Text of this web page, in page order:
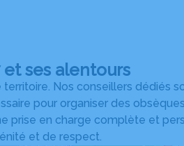
ses alentours
Nos conseillers dédiés
pour organiser des
prise en charge complète et
et de respect.